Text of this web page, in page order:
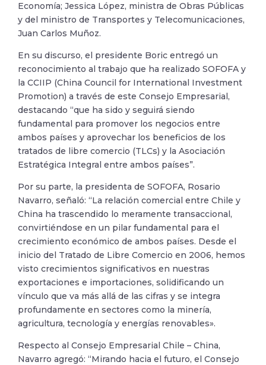
Economía; Jessica López, ministra de Obras Públicas
y del ministro de Transportes y Telecomunicaciones,
Juan Carlos Muñoz.
En su discurso, el presidente Boric entregó un
reconocimiento al trabajo que ha realizado SOFOFA y
la CCIIP (China Council for International Investment
Promotion) a través de este Consejo Empresarial,
destacando “que ha sido y seguirá siendo
fundamental para promover los negocios entre
ambos países y aprovechar los beneficios de los
tratados de libre comercio (TLCs) y la Asociación
Estratégica Integral entre ambos países”.
Por su parte, la presidenta de SOFOFA, Rosario
Navarro, señaló: “La relación comercial entre Chile y
China ha trascendido lo meramente transaccional,
convirtiéndose en un pilar fundamental para el
crecimiento económico de ambos países. Desde el
inicio del Tratado de Libre Comercio en 2006, hemos
visto crecimientos significativos en nuestras
exportaciones e importaciones, solidificando un
vínculo que va más allá de las cifras y se integra
profundamente en sectores como la minería,
agricultura, tecnología y energías renovables».
Respecto al Consejo Empresarial Chile – China,
Navarro agregó: “Mirando hacia el futuro, el Consejo